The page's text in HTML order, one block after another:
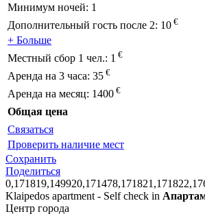
Минимум ночей: 1
Дополнительный гость после 2: 10 €
+ Больше
Местный сбор 1 чел.: 1 €
Аренда на 3 часа: 35 €
Аренда на месяц: 1400 €
Общая цена
Связаться
Проверить наличие мест
Сохранить
Поделиться
Klaipedos apartment - Self check in
Центр города